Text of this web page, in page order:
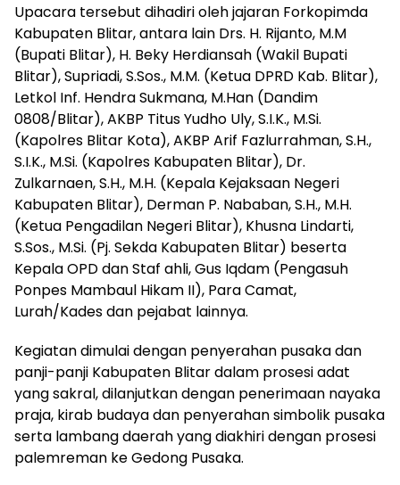
Upacara tersebut dihadiri oleh jajaran Forkopimda
Kabupaten Blitar, antara lain Drs. H. Rijanto, M.M
(Bupati Blitar), H. Beky Herdiansah (Wakil Bupati
Blitar), Supriadi, S.Sos., M.M. (Ketua DPRD Kab. Blitar),
Letkol Inf. Hendra Sukmana, M.Han (Dandim
0808/Blitar), AKBP Titus Yudho Uly, S.I.K., M.Si.
(Kapolres Blitar Kota), AKBP Arif Fazlurrahman, S.H.,
S.I.K., M.Si. (Kapolres Kabupaten Blitar), Dr.
Zulkarnaen, S.H., M.H. (Kepala Kejaksaan Negeri
Kabupaten Blitar), Derman P. Nababan, S.H., M.H.
(Ketua Pengadilan Negeri Blitar), Khusna Lindarti,
S.Sos., M.Si. (Pj. Sekda Kabupaten Blitar) beserta
Kepala OPD dan Staf ahli, Gus Iqdam (Pengasuh
Ponpes Mambaul Hikam II), Para Camat,
Lurah/Kades dan pejabat lainnya.
Kegiatan dimulai dengan penyerahan pusaka dan
panji-panji Kabupaten Blitar dalam prosesi adat
yang sakral, dilanjutkan dengan penerimaan nayaka
praja, kirab budaya dan penyerahan simbolik pusaka
serta lambang daerah yang diakhiri dengan prosesi
palemreman ke Gedong Pusaka.